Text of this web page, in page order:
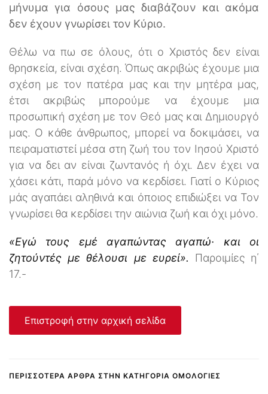
μήνυμα για όσους μας διαβάζουν και ακόμα
δεν έχουν γνωρίσει τον Κύριο.
Θέλω να πω σε όλους, ότι ο Χριστός δεν είναι
θρησκεία, είναι σχέση. Όπως ακριβώς έχουμε μια
σχέση με τον πατέρα μας και την μητέρα μας,
έτσι ακριβώς μπορούμε να έχουμε μια
προσωπική σχέση με τον Θεό μας και Δημιουργό
μας. Ο κάθε άνθρωπος, μπορεί να δοκιμάσει, να
πειραματιστεί μέσα στη ζωή του τον Ιησού Χριστό
για να δει αν είναι ζωντανός ή όχι. Δεν έχει να
χάσει κάτι, παρά μόνο να κερδίσει. Γιατί ο Κύριος
μάς αγαπάει αληθινά και όποιος επιδιώξει να Τον
γνωρίσει θα κερδίσει την αιώνια ζωή και όχι μόνο.
«Εγώ τους εμέ αγαπώντας αγαπώ· και οι
ζητούντές με θέλουσι με ευρεί». Παροιμίες η΄
17.-
Επιστροφή στην αρχική σελίδα
ΠΕΡΙΣΣΌΤΕΡΑ ΆΡΘΡΑ ΣΤΗΝ ΚΑΤΗΓΟΡΊΑ ΟΜΟΛΟΓΊΕΣ